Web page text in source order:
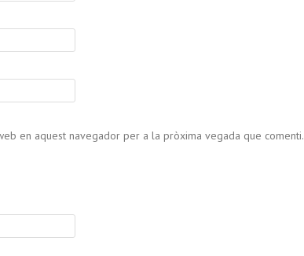
en aquest navegador per a la pròxima vegada que comenti.